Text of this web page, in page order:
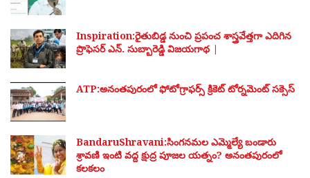
Inspiration:రైతుబిడ్డ నుంచి ప్రపంచ శాస్త్రవేత్తగా ఎదిగిన
ప్రొఫెసర్ ఎన్. సుబ్బారెడ్డి విజయగాథ |
ATP:అనంతపురంలో ఫోటోగ్రాఫర్స్ క్రికెట్ టోర్నమెంట్ సక్సెస్
BandaruShravani:సింగనమల ఎమ్మెల్యే బండారు
శ్రావణి ఇంటి వద్ద క్షుద్ర పూజల యత్నం? అనంతపురంలో
కలకలం